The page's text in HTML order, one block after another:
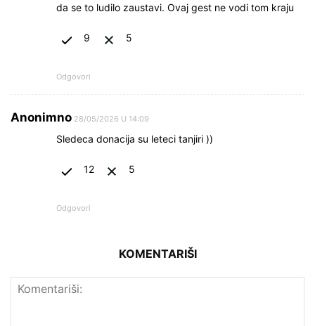
da se to ludilo zaustavi. Ovaj gest ne vodi tom kraju
9 5
Odgovori
Anonimno 28/05/2026 U 14:09
Sledeca donacija su leteci tanjiri ))
12 5
Odgovori
KOMENTARIŠI